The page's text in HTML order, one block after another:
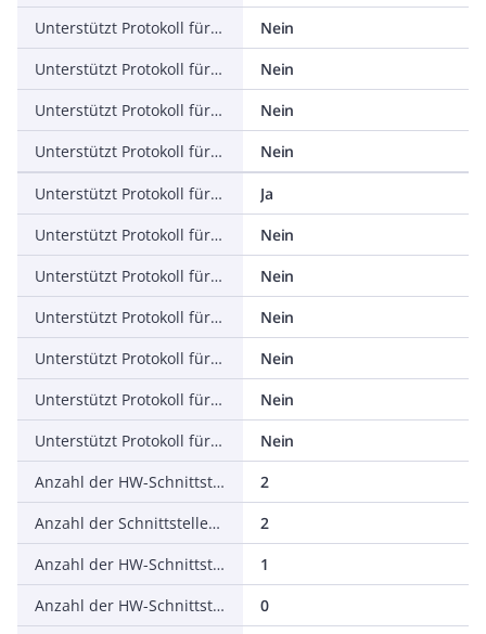
Unterstützt Protokoll für PROFINET IO
Nein
Unterstützt Protokoll für PROFINET CBA
Nein
Unterstützt Protokoll für SERCOS
Nein
Unterstützt Protokoll für Foundation Fieldbus
Nein
Unterstützt Protokoll für EtherNet/IP
Ja
Unterstützt Protokoll für AS-Interface Safety at Work
Nein
Unterstützt Protokoll für DeviceNet Safety
Nein
Unterstützt Protokoll für INTERBUS-Safety
Nein
Unterstützt Protokoll für PROFIsafe
Nein
Unterstützt Protokoll für SafetyBUS p
Nein
Unterstützt Protokoll für sonstige Bussysteme
Nein
Anzahl der HW-Schnittstellen Industrial Ethernet
2
Anzahl der Schnittstellen PROFINET
2
Anzahl der HW-Schnittstellen seriell RS-232
1
Anzahl der HW-Schnittstellen seriell RS-422
0